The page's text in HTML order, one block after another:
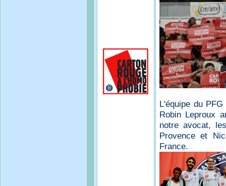
L'équipe du
Robin Leproux
notre avocat,
Provence et
France.